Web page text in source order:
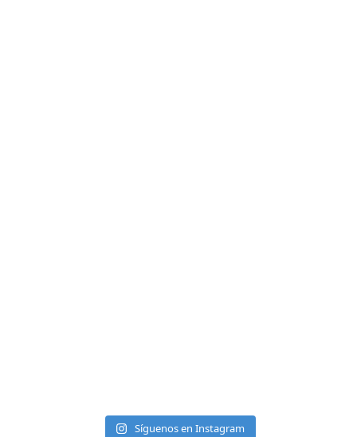
Síguenos en Instagram